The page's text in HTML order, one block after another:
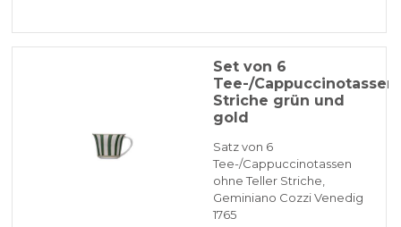
Set von 6
Tee-/Cappuccinotassen
Striche grün und
gold
Satz von 6
Tee-/Cappuccinotassen
ohne Teller Striche,
Geminiano Cozzi Venedig
1765